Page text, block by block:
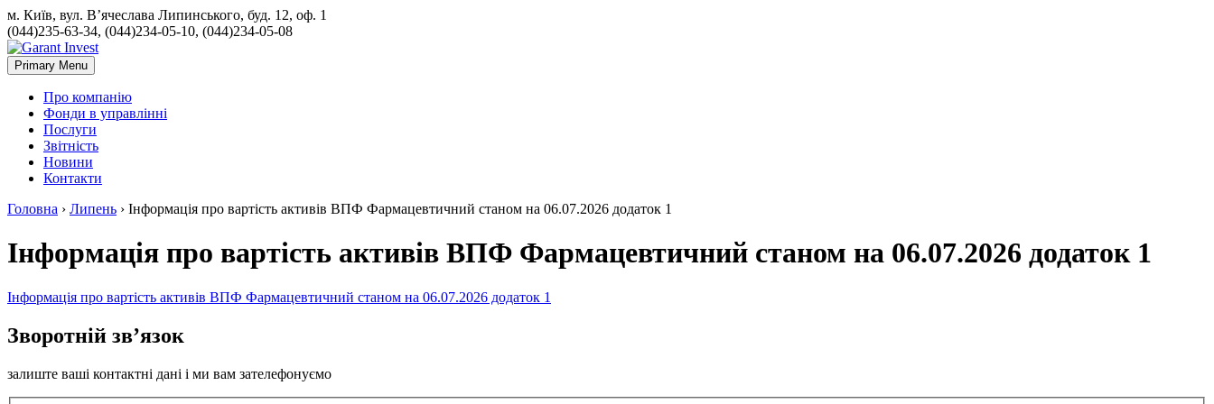
м. Київ, вул. В’ячеслава Липинського, буд. 12, оф. 1
(044)235-63-34, (044)234-05-10, (044)234-05-08
Primary Menu
Про компанію
Фонди в управлінні
Послуги
Звітність
Новини
Контакти
Головна › Липень › Інформація про вартість активів ВПФ Фармацевтичний станом на 06.07.2026 додаток 1
Інформація про вартість активів ВПФ Фармацевтичний станом на 06.07.2026 додаток 1
Інформація про вартість активів ВПФ Фармацевтичний станом на 06.07.2026 додаток 1
Зворотній зв’язок
залиште ваші контактні дані і ми вам зателефонуємо